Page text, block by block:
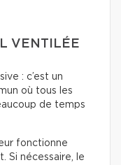
VENTILÉE
: c’est un
où tous les
de temps
fonctionne
Si nécessaire, le